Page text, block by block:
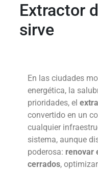
Extractor
sirve
En las ciudades
energética, la
prioridades, el
convertido en un
cualquier
sistema, aunque
poderosa: renovar
cerrados,